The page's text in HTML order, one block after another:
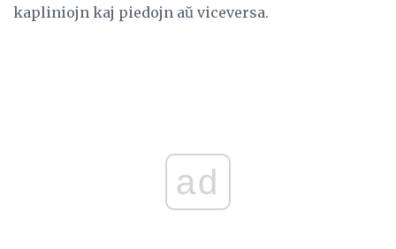
kapliniojn kaj piedojn aŭ viceversa.
ad